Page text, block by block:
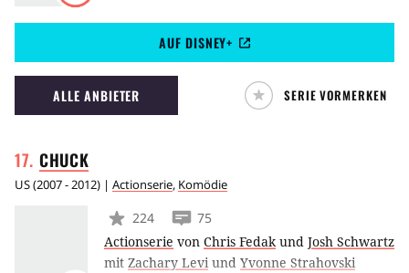
Kentucky versetzt. Hier versucht er, nach
seinen Methoden für Recht und Ordnung zu
sorgen, wobei er immer wieder die Grenzen
des Gesetzes übertritt und mehr oder weniger
wie ein Rudiment aus dem Wilden Westen
AUF DISNEY+
ALLE ANBIETER SERIE VORMERKEN
CHUCK
US(2007 - 2012) | Actionserie, Komödie
224
75
Actionserie von Chris Fedakund Josh Schwartz
mit Zachary Leviund Yvonne Strahovski